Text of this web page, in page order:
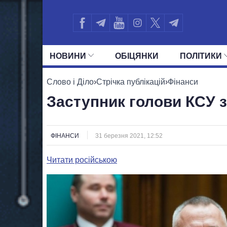
НОВИНИ ОБIЦЯНКИ ПОЛIТИКИ
УСІ ПОЛІТИКИ ПРЕЗИДЕНТ І ОФІС
Слово і Діло›Стрічка публікацій›Фінанси
Заступник голови КСУ
ФІНАНСИ 31 березня 2021, 12:52
Читати російською